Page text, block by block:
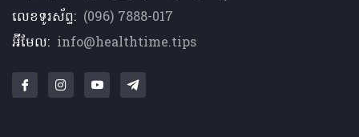
លេខទូរស័ព្ទ: (096) 7888-017
អ៊ីមែល: info@healthtime.tips